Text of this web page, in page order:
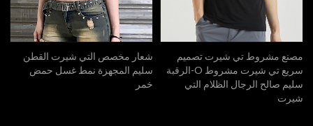
مصنع مشروط تي شيرت تصميم
سريع تي شيرت مشروط O-الرقبة
سليم صالح الرجال الظلام التي
شيرت
شعار مخصص التي شيرت القطن
سليم المجهزة نمط غسل حمض
خمر